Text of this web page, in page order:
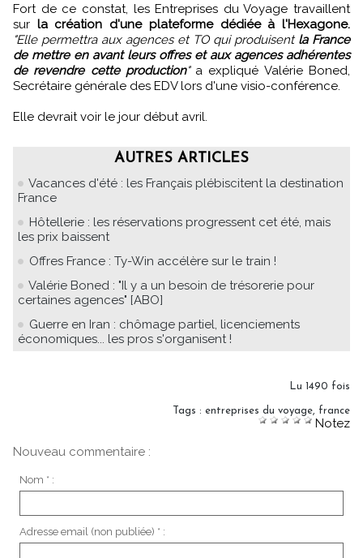
Fort de ce constat, les Entreprises du Voyage travaillent
sur la création d'une plateforme dédiée à l'Hexagone.
"Elle permettra aux agences et TO qui produisentla France
de mettre en avant leurs offres et aux agences adhérentes
de revendre cette production"a expliqué Valérie Boned,
Secrétaire générale des EDV lors d'une visio-conférence.
Elle devrait voir le jour début avril.
AUTRES ARTICLES
Vacances d'été : les Français plébiscitent la destination
France
Hôtellerie : les réservations progressent cet été, mais
les prix baissent
Offres France : Ty-Win accélère sur le train !
Valérie Boned : "Il y a un besoin de trésorerie pour
certaines agences" [ABO]
Guerre en Iran : chômage partiel, licenciements
économiques... les pros s'organisent !
Lu 1490 fois
Tags : entreprises du voyage france
Notez
Nouveau commentaire :
Nom * :
Adresse email (non publiée) * :